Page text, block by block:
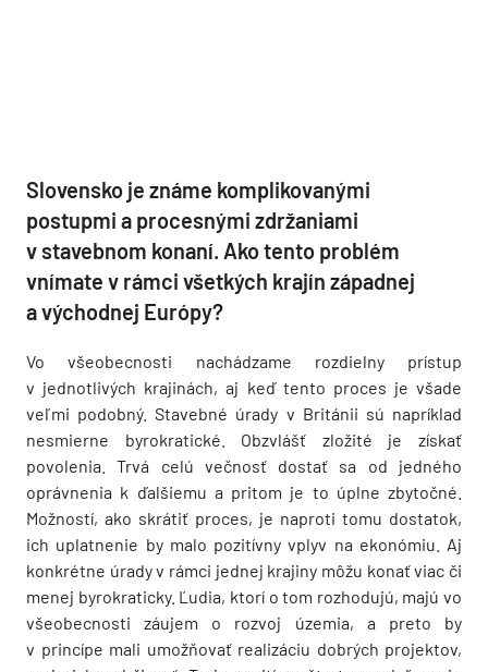
Slovensko je známe komplikovanými
postupmi a procesnými zdržaniami
v stavebnom konaní. Ako tento problém
vnímate v rámci všetkých krajín západnej
a východnej Európy?
Vo všeobecnosti nachádzame rozdielny prístup
v jednotlivých krajinách, aj keď tento proces je všade
veľmi podobný. Stavebné úrady v Británii sú napríklad
nesmierne byrokratické. Obzvlášť zložité je získať
povolenia. Trvá celú večnosť dostať sa od jedného
oprávnenia k ďalšiemu a pritom je to úplne zbytočné.
Možností, ako skrátiť proces, je naproti tomu dostatok,
ich uplatnenie by malo pozitívny vplyv na ekonómiu. Aj
konkrétne úrady v rámci jednej krajiny môžu konať viac či
menej byrokraticky. Ľudia, ktorí o tom rozhodujú, majú vo
všeobecnosti záujem o rozvoj územia, a preto by
v princípe mali umožňovať realizáciu dobrých projektov,